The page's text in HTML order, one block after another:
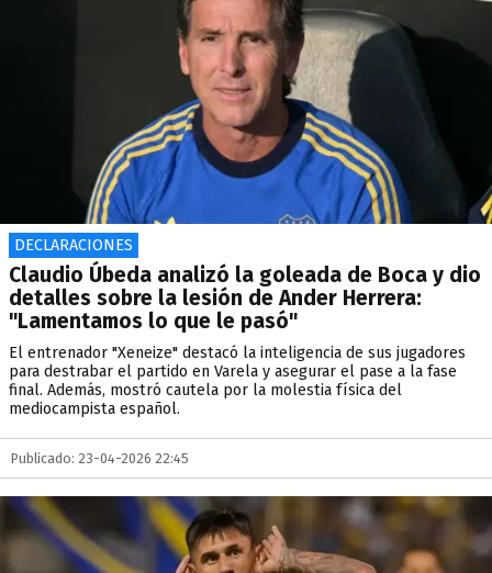
DECLARACIONES
Claudio Úbeda analizó la goleada de Boca y dio
detalles sobre la lesión de Ander Herrera:
"Lamentamos lo que le pasó"
El entrenador "Xeneize" destacó la inteligencia de sus jugadores
para destrabar el partido en Varela y asegurar el pase a la fase
final. Además, mostró cautela por la molestia física del
mediocampista español.
Publicado: 23-04-2026 22:45